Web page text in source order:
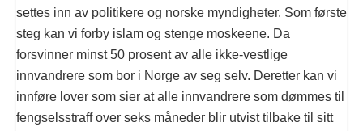
settes inn av politikere og norske myndigheter. Som første
steg kan vi forby islam og stenge moskeene. Da
forsvinner minst 50 prosent av alle ikke-vestlige
innvandrere som bor i Norge av seg selv. Deretter kan vi
innføre lover som sier at alle innvandrere som dømmes til
fengselsstraff over seks måneder blir utvist tilbake til sitt